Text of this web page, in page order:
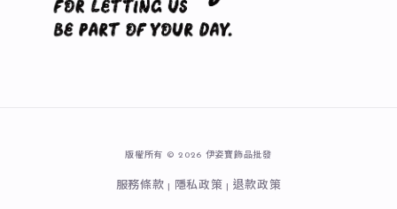
版權所有 © 2026 伊姿寶飾品批發
服務條款 | 隱私政策 | 退款政策